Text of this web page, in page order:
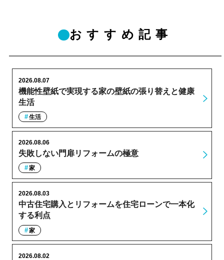
おすすめ記事
機能性壁紙で実現する家の壁紙の張り替えと健康
生活
2026.08.07
生活
失敗しない門扉リフォームの極意
2026.08.06
家
中古住宅購入とリフォームを住宅ローンで一本化
する利点
2026.08.03
家
2026.08.02